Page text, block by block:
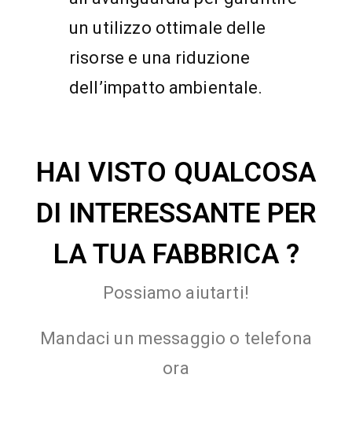
un utilizzo ottimale delle
risorse e una riduzione
dell’impatto ambientale.
HAI VISTO QUALCOSA
DI INTERESSANTE PER
LA TUA FABBRICA ?
Possiamo aiutarti!
Mandaci un messaggio o telefona
ora